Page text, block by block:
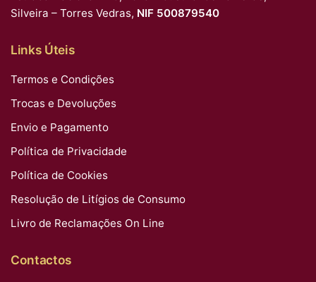
Silveira – Torres Vedras, NIF 500879540
Links Úteis
Termos e Condições
Trocas e Devoluções
Envio e Pagamento
Política de Privacidade
Política de Cookies
Resolução de Litígios de Consumo
Livro de Reclamações On Line
Contactos